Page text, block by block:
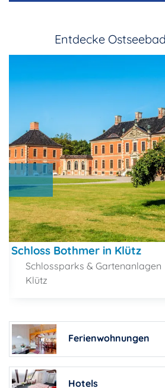
Entdecke
Schloss Bothmer in Klütz
Schlossparks & Gartenanlagen
Klütz
Ferienwohnungen
Hotels